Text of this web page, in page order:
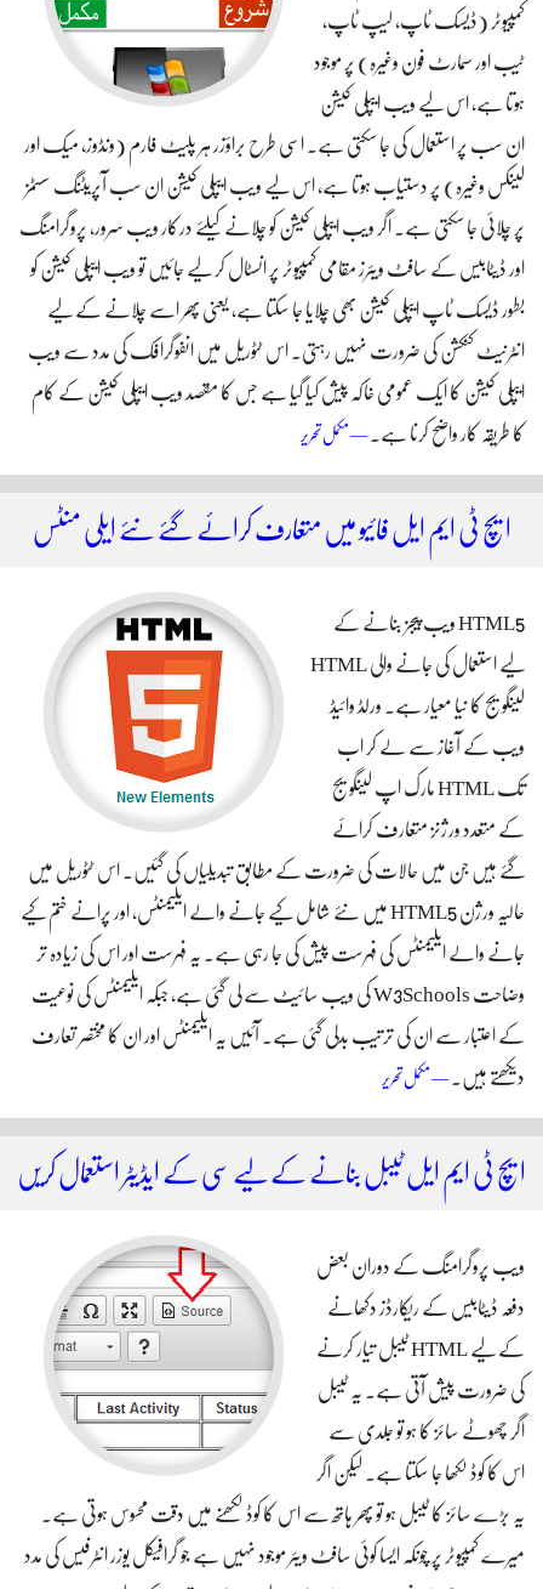
کمپیوٹر (ڈیسک ٹاپ، لیپ ٹاپ،
ٹیب اور سمارٹ فون وغیرہ) پر موجود
ہوتا ہے، اس لیے ویب ایپلی کیشن
ان سب پر استعمال کی جا سکتی ہے۔ اسی طرح براؤزر ہر پلیٹ فارم (ونڈوز، میک اور
لینکس وغیرہ) پر دستیاب ہوتا ہے، اس لیے ویب ایپلی کیشن ان سب آپریٹنگ سسٹمز
پر چلائی جا سکتی ہے۔ اگر ویب ایپلی کیشن کو چلانے کیلئے درکار ویب سرور، پروگرامنگ
اور ڈیٹابیس کے سافٹ ویئرز مقامی کمپیوٹر پر انسٹال کر لیے جائیں تو ویب ایپلی کیشن کو
بطور ڈیسک ٹاپ ایپلی کیشن بھی چلایا جا سکتا ہے، یعنی پھر اسے چلانے کے لیے
انٹرنیٹ کنکشن کی ضرورت نہیں رہتی۔ اس ٹٹوریل میں انفوگرافک کی مدد سے ویب
ایپلی کیشن کا ایک عمومی خاکہ پیش کیا گیا ہے جس کا مقصد ویب ایپلی کیشن کے کام
کا طریقہ کار واضح کرنا ہے۔ — مکمل تحریر
ایچ ٹی ایم ایل فائیو میں متعارف کرائے گئے نئے ایلی منٹس
HTML5 ویب پیجز بنانے کے
لیے استعمال کی جانے والی HTML
لینگویج کا نیا معیار ہے۔ ورلڈ وائیڈ
ویب کے آغاز سے لے کر اب
تک HTML مارک اپ لینگویج
کے متعدد ورژنز متعارف کرائے
گئے ہیں جن میں حالات کی ضرورت کے مطابق تبدیلیاں کی گئیں۔ اس ٹٹوریل میں
حالیہ ورژن HTML5 میں نئے شامل کیے جانے والے ایلیمنٹس، اور پرانے ختم کیے
جانے والے ایلیمنٹس کی فہرست پیش کی جا رہی ہے۔ یہ فہرست اور اس کی زیادہ تر
وضاحت W3Schools کی ویب سائیٹ سے لی گئی ہے، جبکہ ایلیمنٹس کی نوعیت
کے اعتبار سے ان کی ترتیب بدلی گئی ہے۔ آئیں یہ ایلیمنٹس اور ان کا مختصر تعارف
دیکھتے ہیں۔ — مکمل تحریر
ایچ ٹی ایم ایل ٹیبل بنانے کے لیے سی کے ایڈیٹر استعمال کریں
ویب پروگرامنگ کے دوران بعض
دفعہ ڈیٹابیس کے ریکارڈز دکھانے
کے لیے HTML ٹیبل تیار کرنے
کی ضرورت پیش آتی ہے۔ یہ ٹیبل
اگر چھوٹے سائز کا ہو تو جلدی سے
اس کا کوڈ لکھا جا سکتا ہے۔ لیکن اگر
یہ بڑے سائز کا ٹیبل ہو تو پھر ہاتھ سے اس کا کوڈ لکھنے میں دقت محسوس ہوتی ہے۔
میرے کمپیوٹر پر چونکہ ایسا کوئی سافٹ ویئر موجود نہیں ہے جو گرافیکل یوزر انٹرفیس کی مدد